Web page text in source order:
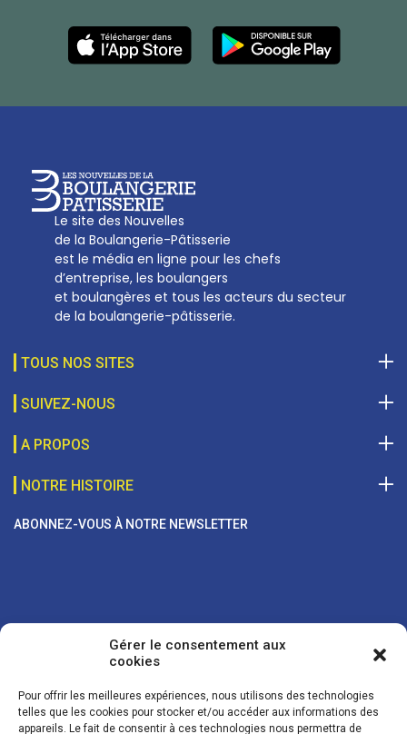
Gérer le consentement aux
cookies
Pour offrir les meilleures expériences, nous utilisons des technologies
telles que les cookies pour stocker et/ou accéder aux informations des
appareils. Le fait de consentir à ces technologies nous permettra de
Le site des Nouvelles
de la Boulangerie-Pâtisserie
est le média en ligne pour les chefs
d’entreprise, les boulangers
et boulangères et tous les acteurs du secteur
de la boulangerie-pâtisserie.
TOUS NOS SITES
SUIVEZ-NOUS
A PROPOS
Les Nouvelles de la Boulangerie-Pâtisserie Française
27, av d’Eylau - 75782 Paris Cédex 16
01 53 70 16 25
NOTRE HISTOIRE
ABONNEZ-VOUS À NOTRE NEWSLETTER